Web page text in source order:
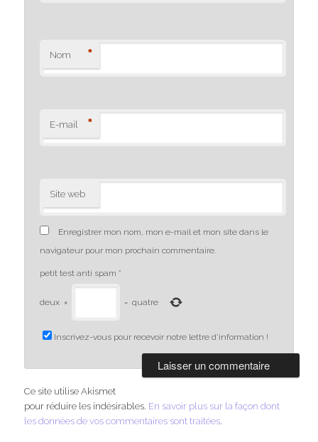
Nom *
E-mail *
Site web
Enregistrer mon nom, mon e-mail et mon site dans le
navigateur pour mon prochain commentaire.
petit test anti spam *
deux × = quatre
Inscrivez-vous pour recevoir notre lettre d'information !
Ce site utilise Akismet
pour réduire les indésirables. En savoir plus sur la façon dont
les données de vos commentaires sont traitées